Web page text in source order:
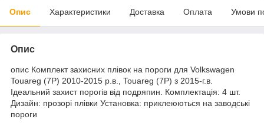
Опис Характеристики Доставка Оплата Умови
Опис
опис Комплект захисних плівок на пороги для Volkswagen
Touareg (7P) 2010-2015 р.в., Touareg (7P) з 2015-г.в.
Ідеальний захист порогів від подряпин. Комплектація: 4 шт.
Дизайн: прозорі плівки Установка: приклеюються на заводські
пороги